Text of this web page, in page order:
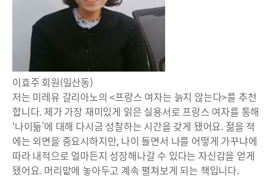
이효주 회원(일산동)
저는 미레유 갈리아노의 <프랑스 여자는 늙지 않는다>를 추천
합니다. 제가 가장 재미있게 읽은 실용서로 프랑스 여자를 통해
‘나이듦’에 대해 다시금 성찰하는 시간을 갖게 됐어요. 젊을 적
에는 외면을 중요시하지만, 나이 들면서 나를 어떻게 가꾸냐에
따라 내적으로 얼마든지 성장해나갈 수 있다는 자신감을 얻게
됐어요. 머리맡에 놓아두고 계속 펼쳐보게 되는 책입니다.